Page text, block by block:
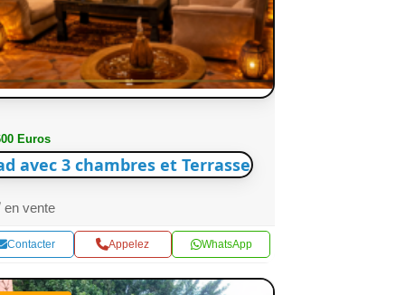
Euros
avec 3 chambres et Terrasse
en vente
Contacter Appelez WhatsApp